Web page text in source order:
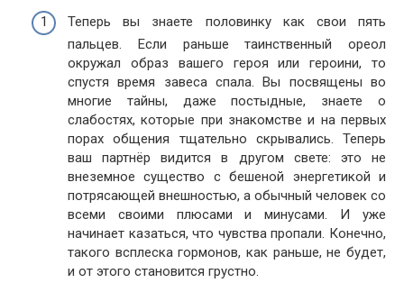
Теперь вы знаете половинку как свои пять
пальцев. Если раньше таинственный ореол
окружал образ вашего героя или героини, то
спустя время завеса спала. Вы посвящены во
многие тайны, даже постыдные, знаете о
слабостях, которые при знакомстве и на первых
порах общения тщательно скрывались. Теперь
ваш партнёр видится в другом свете: это не
внеземное существо с бешеной энергетикой и
потрясающей внешностью, а обычный человек со
всеми своими плюсами и минусами. И уже
начинает казаться, что чувства пропали. Конечно,
такого всплеска гормонов, как раньше, не будет,
и от этого становится грустно.